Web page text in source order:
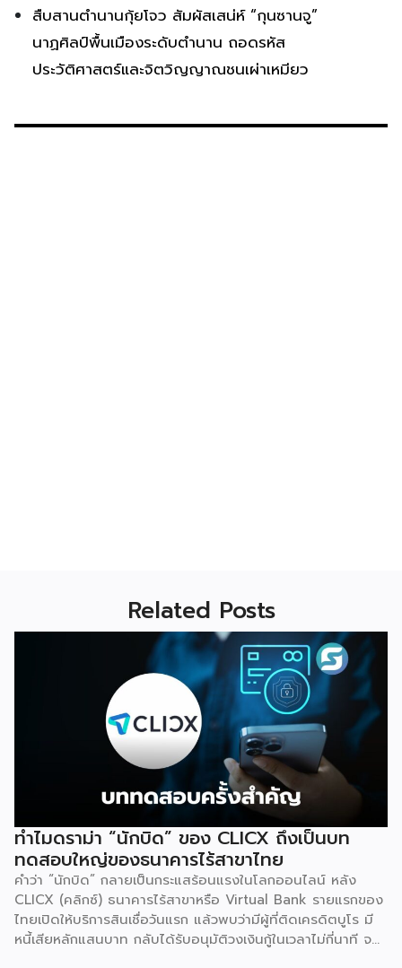
สืบสานตำนานกุ้ยโจว สัมผัสเสน่ห์ “กุนซานจู”
นาฏศิลป์พื้นเมืองระดับตำนาน ถอดรหัส
ประวัติศาสตร์และจิตวิญญาณชนเผ่าเหมียว
Related Posts
ทำไมดราม่า “นักบิด” ของ CLICX ถึงเป็นบท
ทดสอบใหญ่ของธนาคารไร้สาขาไทย
คำว่า “นักบิด” กลายเป็นกระแสร้อนแรงในโลกออนไลน์ หลัง
CLICX (คลิกซ์) ธนาคารไร้สาขาหรือ Virtual Bank รายแรกของ
ไทยเปิดให้บริการสินเชื่อวันแรก แล้วพบว่ามีผู้ที่ติดเครดิตบูโร มี
หนี้เสียหลักแสนบาท กลับได้รับอนุมัติวงเงินกู้ในเวลาไม่กี่นาที จน